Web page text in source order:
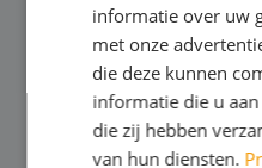
informatie over uw
met onze
die deze kunnen
informatie die u
die zij hebben
van hun diensten.